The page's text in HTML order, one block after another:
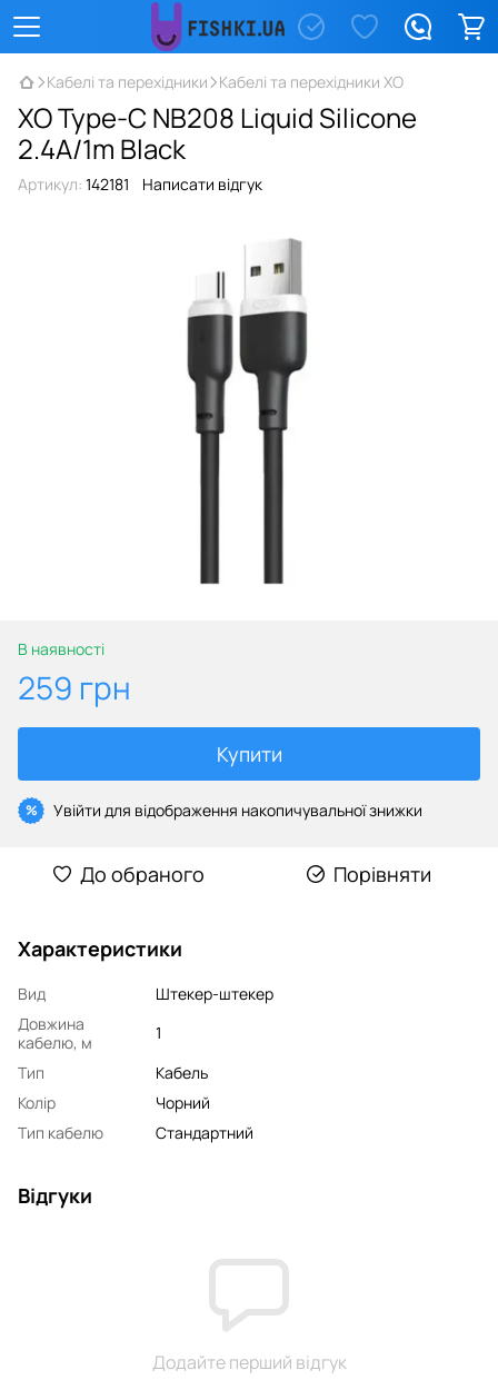
Кабелі та перехідники Кабелі та перехідники XO
XO Type-C NB208 Liquid Silicone
2.4A/1m Black
Артикул: 142181 Написати відгук
В наявності
259 грн
Купити
% Увійти для відображення накопичувальної знижки
До обраного Порівняти
Характеристики
Вид
Штекер-штекер
Довжина
кабелю, м
1
Тип
Кабель
Колір
Чорний
Тип кабелю
Стандартний
Відгуки
Додайте перший відгук